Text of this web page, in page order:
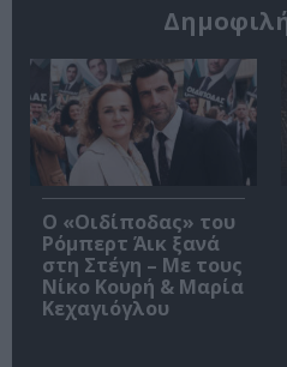
O «Οιδίποδας» του
Ρόμπερτ Άικ ξανά
στη Στέγη – Με τους
Νίκο Κουρή & Μαρία
Κεχαγιόγλου